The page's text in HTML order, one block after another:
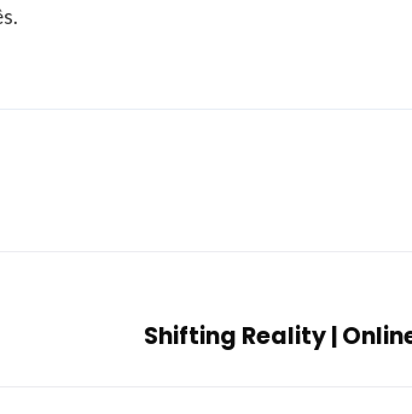
Shifting Reality |